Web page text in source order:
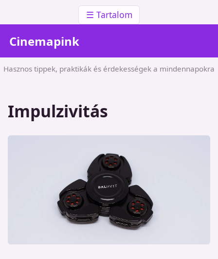
☰ Tartalom
Cinemapink
Hasznos tippek, praktikák és érdekességek a mindennapokra
Impulzivitás